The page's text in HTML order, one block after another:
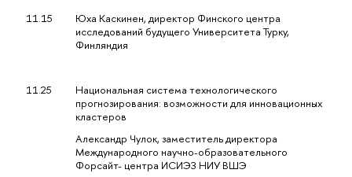
11.15
Юха Каскинен, директор Финского центра
исследований будущего Университета Турку,
Финляндия
11.25
Национальная система технологического
прогнозирования: возможности для инновационных
кластеров
Александр Чулок, заместитель директора
Международного научно-образовательного
Форсайт- центра ИСИЭЗ НИУ ВШЭ